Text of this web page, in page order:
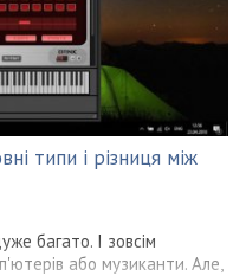
типи і різниця між
багато. І зовсім
або музиканти. Але,